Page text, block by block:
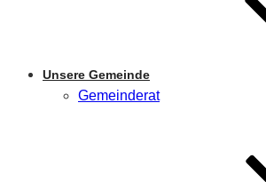
Unsere Gemeinde
Gemeinderat